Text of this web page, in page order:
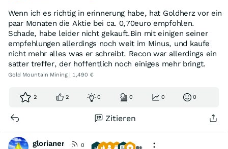
Wenn ich es richtig in erinnerung habe, hat Goldherz vor ein
paar Monaten die Aktie bei ca. 0,70euro empfohlen.
Schade, habe leider nicht gekauft.Bin mit einigen seiner
empfehlungen allerdings noch weit im Minus, und kaufe
nicht mehr alles was er schreibt. Recon war allerdings ein
satter treffer, der hoffentlich noch einiges mehr bringt.
Gold Mountain Mining | 1,490 €
2 2 0 0 0 0
Zitieren
glorianer
0